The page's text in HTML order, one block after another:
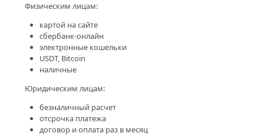
Физическим лицам:
картой на сайте
сбербанк-онлайн
электронные кошельки
USDT, Bitcoin
наличные
Юридическим лицам:
безналичный расчет
отсрочка платежа
договор и оплата раз в месяц